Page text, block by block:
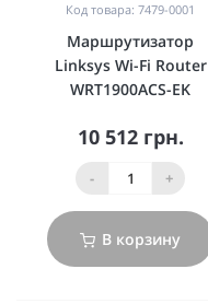
Код товара: 7479-0001
Маршрутизатор
Linksys Wi-Fi Router
WRT1900ACS-EK
10 512 грн.
- +
В корзину